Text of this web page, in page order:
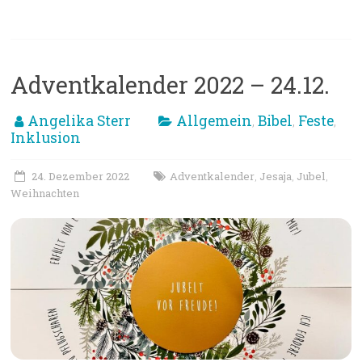
Adventkalender 2022 – 24.12.
Angelika Sterr Allgemein,Bibel, Feste,
Inklusion
24. Dezember 2022 Adventkalender, Jesaja, Jubel,
Weihnachten